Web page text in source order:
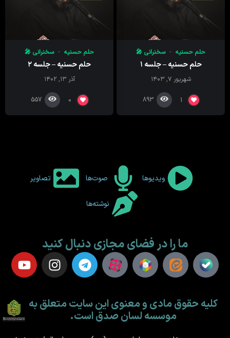
حلم حسنیه سخنرانی 🎤
حلم حسنیه – جلسه ۱
شهریور ۷, ۱۴۰۳
1
893
حلم حسنیه سخنرانی 🎤
حلم حسنیه – جلسه ۲
آذر ۱۳, ۱۴۰۲
0
557
ویدیوها صوت‌ها تصاویر
نوشته‌ها
ما را در فضای مجازی دنبال کنید
کلیه حقوق مادی و معنوی این سایت متعلق به
موسسه لسان صدق است.